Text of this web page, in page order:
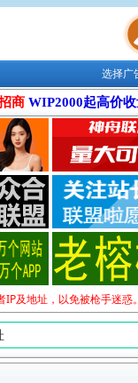
联盟学院
选择广
商 WIP2000起高价
及地址，以免被枪手迷惑。